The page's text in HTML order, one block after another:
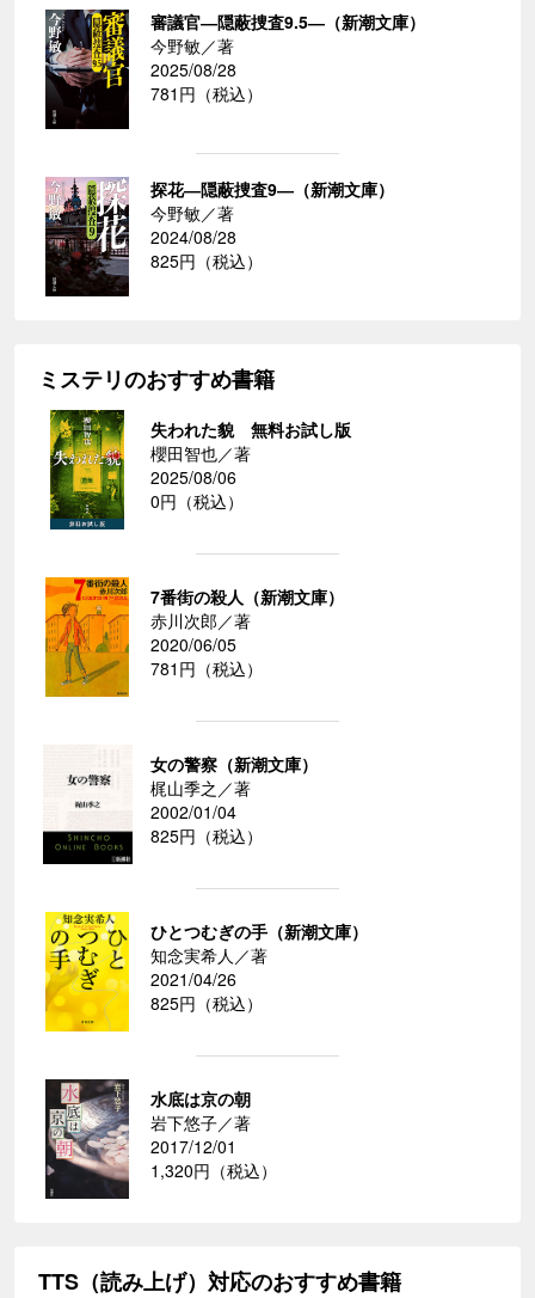
審議官―隠蔽捜査9.5―（新潮文庫）
今野敏／著
2025/08/28
781円（税込）
探花―隠蔽捜査9―（新潮文庫）
今野敏／著
2024/08/28
825円（税込）
ミステリのおすすめ書籍
失われた貌 無料お試し版
櫻田智也／著
2025/08/06
0円（税込）
7番街の殺人（新潮文庫）
赤川次郎／著
2020/06/05
781円（税込）
女の警察（新潮文庫）
梶山季之／著
2002/01/04
825円（税込）
ひとつむぎの手（新潮文庫）
知念実希人／著
2021/04/26
825円（税込）
水底は京の朝
岩下悠子／著
2017/12/01
1,320円（税込）
TTS（読み上げ）対応のおすすめ書籍